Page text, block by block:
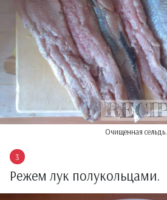
Очищенная сельдь.
Режем лук полукольцами.